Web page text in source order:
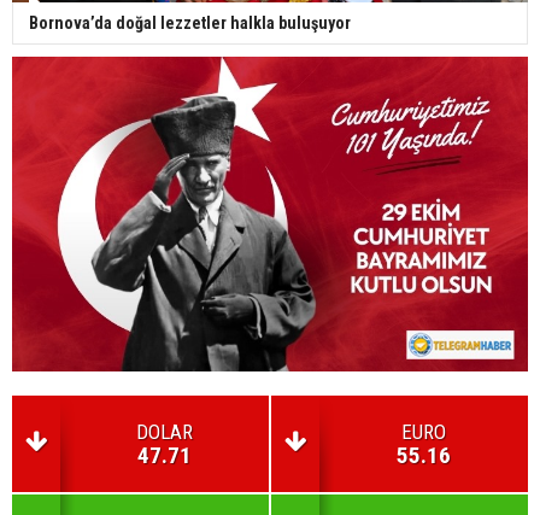
Bornova’da doğal lezzetler halkla buluşuyor
DOLAR
47.71
EURO
55.16